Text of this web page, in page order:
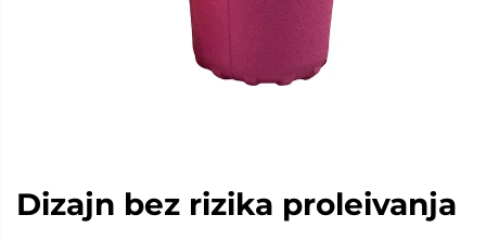
Dizajn bez rizika proleivanja